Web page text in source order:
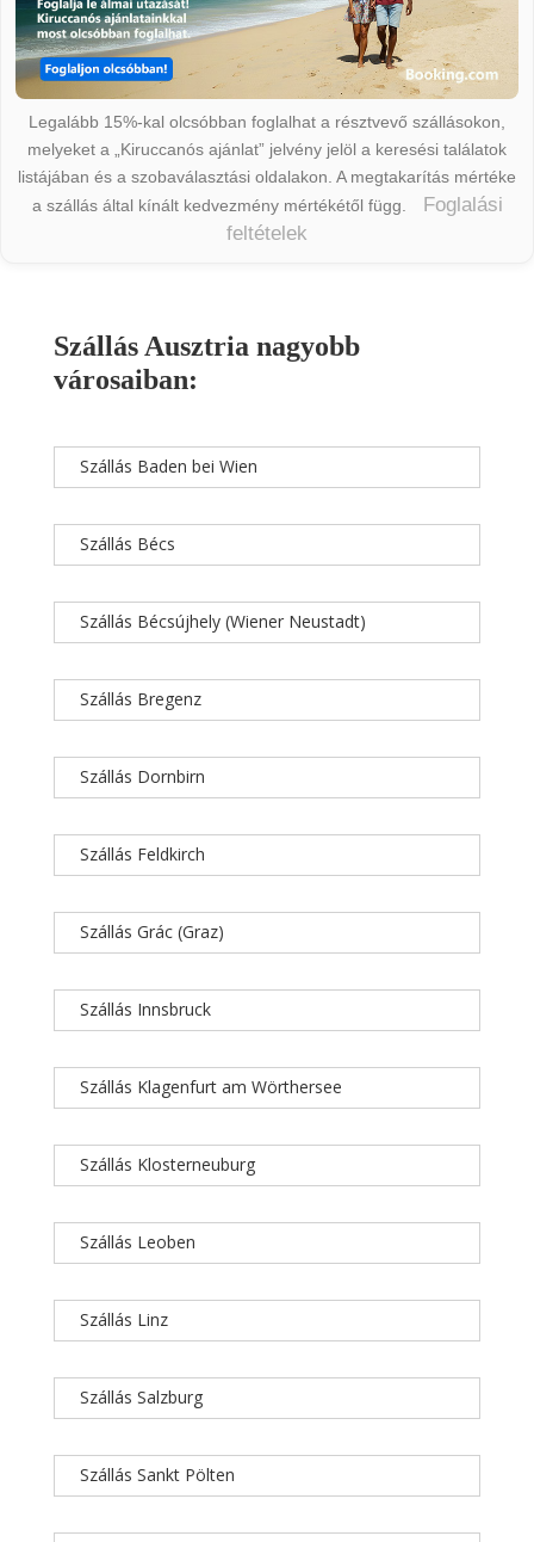
Legalább 15%-kal olcsóbban foglalhat a résztvevő szállásokon,
melyeket a „Kiruccanós ajánlat” jelvény jelöl a keresési találatok
listájában és a szobaválasztási oldalakon. A megtakarítás mértéke
a szállás által kínált kedvezmény mértékétől függ.
Foglalási
feltételek
Szállás Ausztria nagyobb
városaiban:
Szállás Baden bei Wien
Szállás Bécs
Szállás Bécsújhely (Wiener Neustadt)
Szállás Bregenz
Szállás Dornbirn
Szállás Feldkirch
Szállás Grác (Graz)
Szállás Innsbruck
Szállás Klagenfurt am Wörthersee
Szállás Klosterneuburg
Szállás Leoben
Szállás Linz
Szállás Salzburg
Szállás Sankt Pölten